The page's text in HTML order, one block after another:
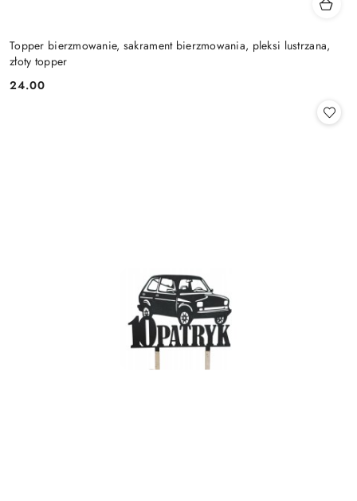
Topper bierzmowanie, sakrament bierzmowania, pleksi lustrzana,
złoty topper
Cena:
24.00